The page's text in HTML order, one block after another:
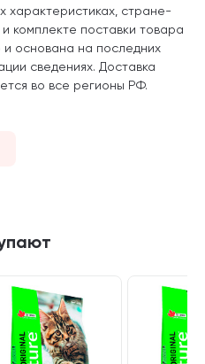
характеристиках, стране-
комплекте поставки товара
основана на последних
сведениях. Доставка
во все регионы РФ.